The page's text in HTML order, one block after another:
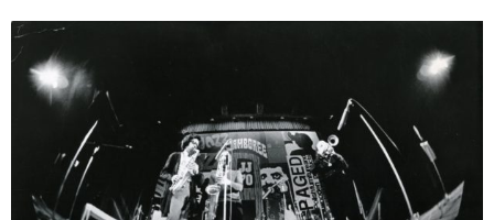
Odtwarzacz
plików
dźwiękowych